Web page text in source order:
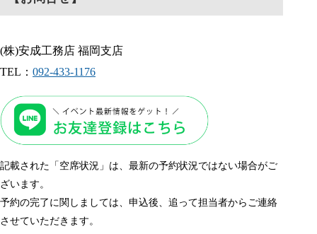
(株)安成工務店 福岡支店
TEL： 092-433-1176
記載された「空席状況」は、最新の予約状況ではない場合がご
ざいます。
予約の完了に関しましては、申込後、追って担当者からご連絡
させていただきます。